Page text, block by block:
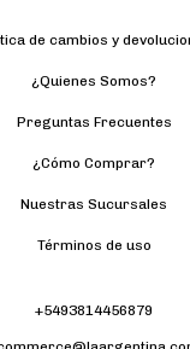
de cambios y
¿Quienes Somos?
Preguntas Frecuentes
¿Cómo Comprar?
Nuestras Sucursales
Términos de uso
+5493814456879